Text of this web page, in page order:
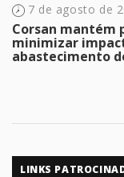
7 de agosto de
Corsan mantém
minimizar
abastecimento
LINKS